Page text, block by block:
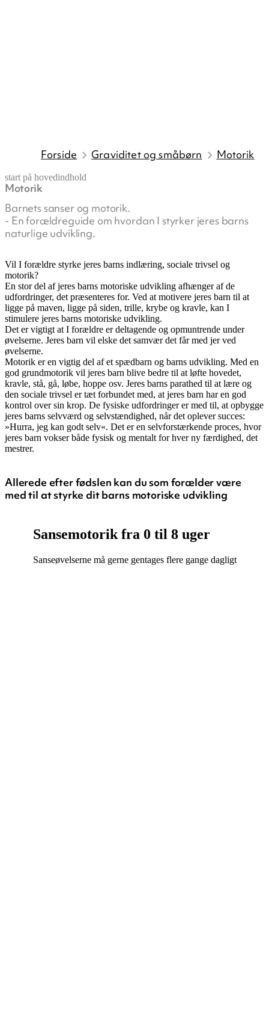
Forside Graviditet og småbørn Motorik
start på hovedindhold
Motorik
Barnets sanser og motorik.
- En forældreguide om hvordan I styrker jeres barns
naturlige udvikling.
senest opdateret 10. juni 2026
Vil I forældre styrke jeres barns indlæring, sociale trivsel og
motorik?
En stor del af jeres barns motoriske udvikling afhænger af de
udfordringer, det præsenteres for. Ved at motivere jeres barn til at
ligge på maven, ligge på siden, trille, krybe og kravle, kan I
stimulere jeres barns motoriske udvikling.
Det er vigtigt at I forældre er deltagende og opmuntrende under
øvelserne. Jeres barn vil elske det samvær det får med jer ved
øvelserne.
Motorik er en vigtig del af et spædbarn og barns udvikling. Med en
god grundmotorik vil jeres barn blive bedre til at løfte hovedet,
kravle, stå, gå, løbe, hoppe osv. Jeres barns parathed til at lære og
den sociale trivsel er tæt forbundet med, at jeres barn har en god
kontrol over sin krop. De fysiske udfordringer er med til, at opbygge
jeres barns selvværd og selvstændighed, når det oplever succes:
»Hurra, jeg kan godt selv«. Det er en selvforstærkende proces, hvor
jeres barn vokser både fysisk og mentalt for hver ny færdighed, det
mestrer.
Allerede efter fødslen kan du som forælder være
med til at styrke dit barns motoriske udvikling
Sansemotorik fra 0 til 8 uger
Sanseøvelserne må gerne gentages flere gange dagligt